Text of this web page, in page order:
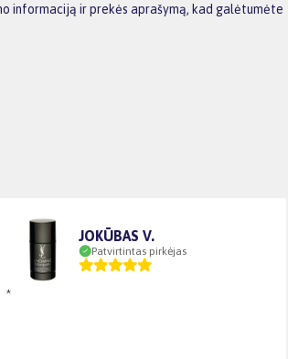
informaciją ir prekės aprašymą, kad galėtumėte
JOKŪBAS V.
Patvirtintas pirkėjas
*